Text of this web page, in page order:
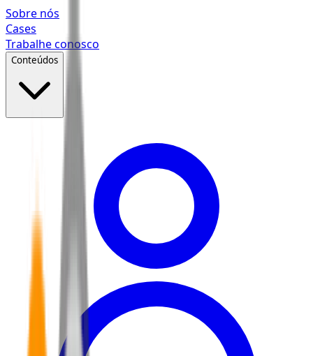
Pular para o conteúdo principal
Sobre nós
Cases
Trabalhe conosco
Conteúdos